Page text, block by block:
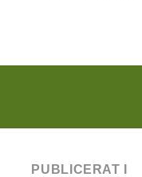
PUBLICERAT I